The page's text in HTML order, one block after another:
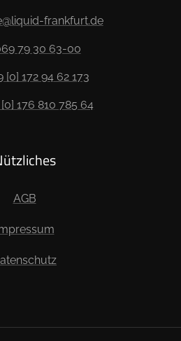
frankfurt.de
79 30 63-00
[0] 172 94 62 173
[0] 176 810 785 64
AGB